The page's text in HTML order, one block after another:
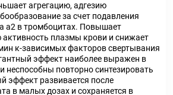
агрегацию, адгезию
за счет подавления
а2 в тромбоцитах. Повышает
плазмы крови и снижает
к-зависимых факторов свертывания
эффект наиболее выражен в
неспособны повторно синтезировать
эффект развивается после
в малых дозах и сохраняется в